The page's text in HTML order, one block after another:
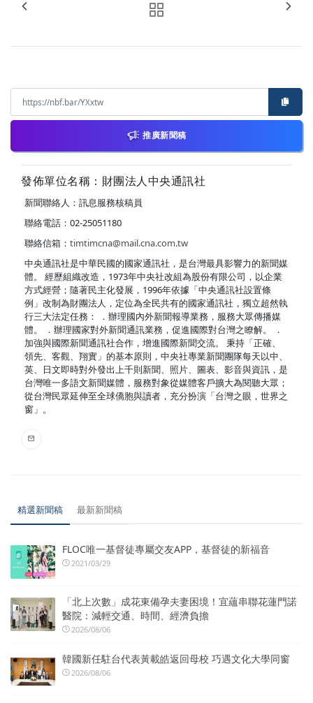
推廣新聞稿
發佈單位名稱：財團法人中央通訊社
新聞聯絡人：訊息服務核稿員
聯絡電話：02-25051180
聯絡信箱： timtimcna@mail.cna.com.tw
中央通訊社是中華民國的國家通訊社，是台灣最具影響力的新聞媒
體。 經歷組織改造，1973年中央社改組為股份有限公司，以企業
方式經營；隨著民主化發展，1996年依據「中央通訊社設置條
例」改制為財團法人，定位為全民共有的國家通訊社，獨立超然執
行三大法定任務： ．辦理國內外新聞報導業務，服務大眾傳播媒
體。 ．辦理國家對外新聞通訊業務，促進國際對台灣之瞭解。 ．
加強與國際新聞通訊社合作，增進國際新聞交流。 秉持「正確、
領先、客觀、翔實」的基本原則，中央社專業新聞團隊每天以中、
英、日文即時對外發出上千則新聞、照片、圖表、影音與資訊，是
台灣唯一多語文新聞媒體，服務對象從媒體客戶擴大為閱聽大眾；
從台灣民眾延伸至全球僑胞與讀者，充分扮演「台灣之眼，世界之
窗」。
精選新聞稿 最新新聞稿
FLOC唯一基督徒專屬交友APP，基督徒的新福音
2021/03/29
「北上次數」成花東備孕夫妻困境！宜蘊串聯花蓮門諾
醫院：減輕交通、時間、經濟負擔
2026/08/06
韓國新任駐台代表黃載皓返回母校 巧遇文化大學同窗
2026/08/06